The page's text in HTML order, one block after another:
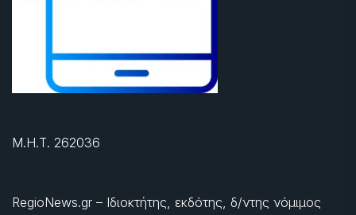
Μ.Η.Τ. 262036
RegioNews.gr – Ιδιοκτήτης, εκδότης, δ/ντης νόμιμος